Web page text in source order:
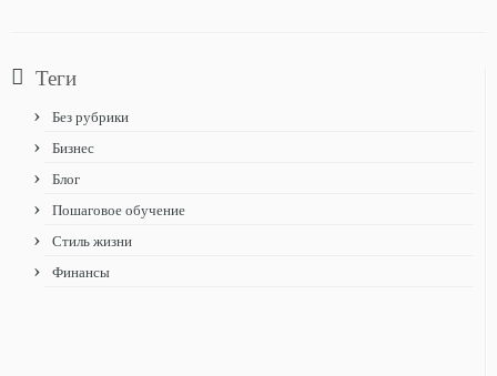
Теги
Без рубрики
Бизнес
Блог
Пошаговое обучение
Стиль жизни
Финансы